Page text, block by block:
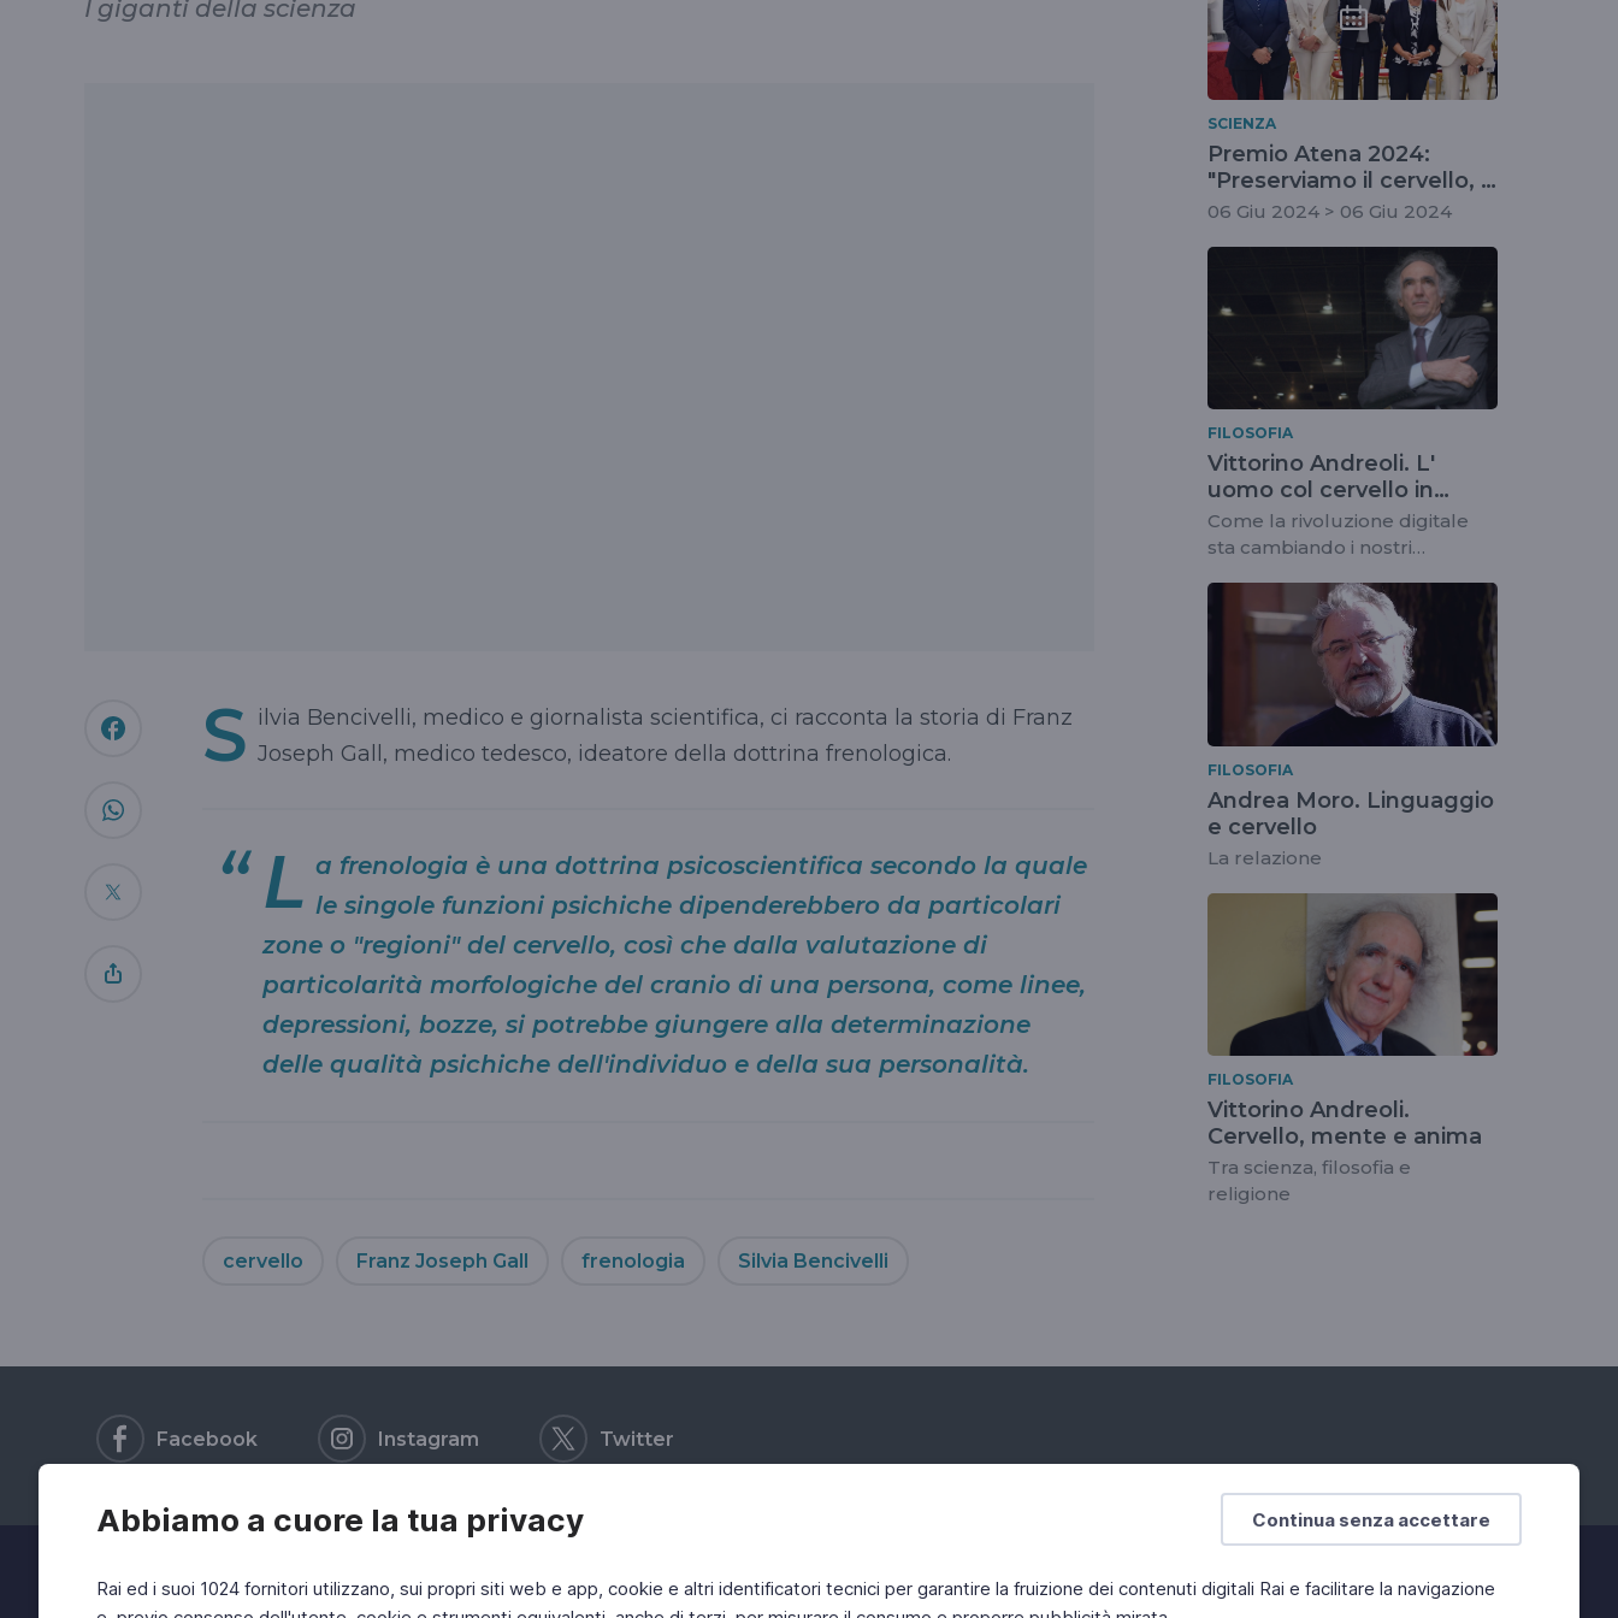
Continua senza accettare
Abbiamo a cuore la tua privacy
Rai ed i suoi 1024 fornitori utilizzano, sui propri siti web e app, cookie e altri identificatori tecnici per garantire la fruizione dei contenuti digitali Rai e facilitare la navigazione
I giganti della scienza
S ilvia Bencivelli, medico e giornalista scientifica, ci racconta la storia di Franz
Joseph Gall, medico tedesco, ideatore della dottrina frenologica.
L a frenologia è una dottrina psicoscientifica secondo la quale
le singole funzioni psichiche dipenderebbero da particolari
zone o "regioni" del cervello, così che dalla valutazione di
particolarità morfologiche del cranio di una persona, come linee,
depressioni, bozze, si potrebbe giungere alla determinazione
delle qualità psichiche dell'individuo e della sua personalità.
cervello Franz Joseph Gall frenologia Silvia Bencivelli
SCIENZA
Premio Atena 2024:
"Preserviamo il cervello, il
nostro organo più
ricordi, emozioni"
06 Giu 2024 > 06 Giu 2024
FILOSOFIA
Vittorino Andreoli. L'
uomo col cervello in
tasca
Come la rivoluzione digitale
sta cambiando i nostri
FILOSOFIA
Andrea Moro. Linguaggio
e cervello
La relazione
FILOSOFIA
Vittorino Andreoli.
Cervello, mente e anima
Tra scienza, filosofia e
religione
Facebook Instagram Twitter